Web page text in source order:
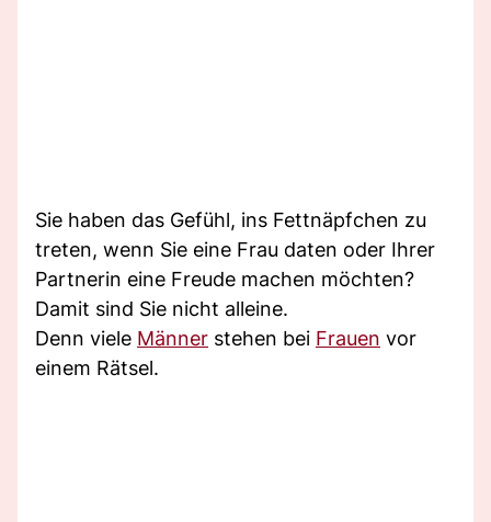
Sie haben das Gefühl, ins Fettnäpfchen zu
treten, wenn Sie eine Frau daten oder Ihrer
Partnerin eine Freude machen möchten?
Damit sind Sie nicht alleine.
Denn viele Männer stehen bei Frauen vor
einem Rätsel.